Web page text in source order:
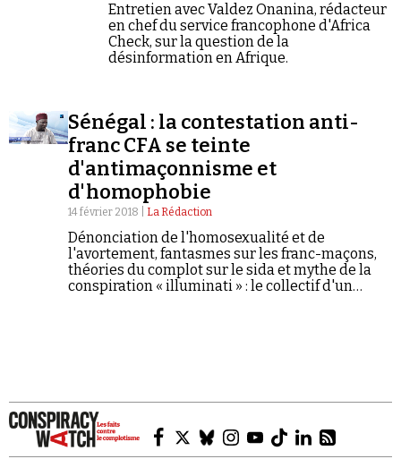
Newsletter
Faire un don
Entretien avec Valdez Onanina, rédacteur
en chef du service francophone d'Africa
Check, sur la question de la
désinformation en Afrique.
Sénégal : la contestation anti-
franc CFA se teinte
d'antimaçonnisme et
d'homophobie
14 février 2018 | La Rédaction
Dénonciation de l'homosexualité et de
l'avortement, fantasmes sur les franc-maçons,
théories du complot sur le sida et mythe de la
conspiration « illuminati » : le collectif d'un